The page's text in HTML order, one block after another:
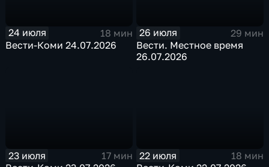
24 июля
18 мин
Вести-Коми 24.07.2026
26 июля
29 мин
Вести. Местное время
26.07.2026
23 июля
17 мин
22 июля
18 мин